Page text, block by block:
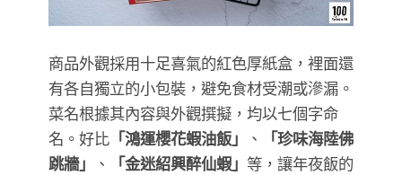
商品外觀採用十足喜氣的紅色厚紙盒，裡面還
有各自獨立的小包裝，避免食材受潮或滲漏。
菜名根據其內容與外觀撰擬，均以七個字命
名。好比 「鴻運櫻花蝦油飯」 、
「珍味海陸佛
跳牆」
、 「金迷紹興醉仙蝦」 等，讓年夜飯的